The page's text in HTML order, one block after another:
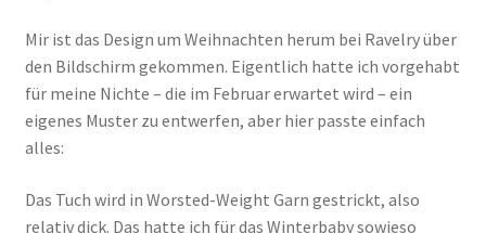
Mir ist das Design um Weihnachten herum bei Ravelry über
den Bildschirm gekommen. Eigentlich hatte ich vorgehabt
für meine Nichte – die im Februar erwartet wird – ein
eigenes Muster zu entwerfen, aber hier passte einfach
alles:
Das Tuch wird in Worsted-Weight Garn gestrickt, also
relativ dick. Das hatte ich für das Winterbaby sowieso